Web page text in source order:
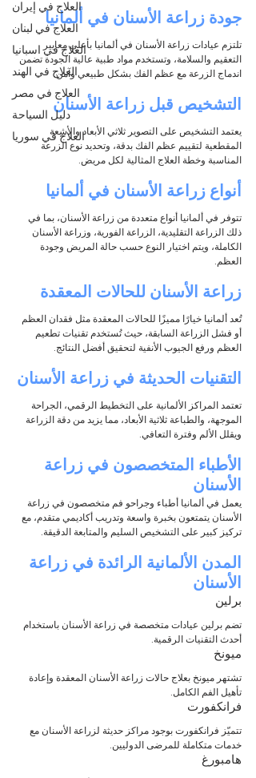
العلاج في إيران
العلاج في لبنان
العلاج في اسبانيا
العلاج في الهند
العلاج في مصر
دليل السياحة
العلاج في سوريا
جودة زراعة الأسنان في ألمانيا
تلتزم عيادات زراعة الأسنان في ألمانيا بأعلى معايير
التعقيم والسلامة، وتستخدم مواد طبية عالية الجودة تضمن
اندماج الزرعة مع عظم الفك بشكل طبيعي وآمن.
التشخيص قبل زراعة الأسنان
يعتمد التشخيص على التصوير ثلاثي الأبعاد والأشعة
المقطعية لتقييم عظم الفك بدقة، وتحديد نوع الزرعة
المناسبة وخطة العلاج المثالية لكل مريض.
أنواع زراعة الأسنان في ألمانيا
تتوفر في ألمانيا أنواع متعددة من زراعة الأسنان، بما في
ذلك الزراعة التقليدية، الزراعة الفورية، وزراعة الأسنان
الكاملة، ويتم اختيار النوع حسب حالة المريض وجودة
العظم.
زراعة الأسنان للحالات المعقدة
تُعد ألمانيا خيارًا مميزًا للحالات المعقدة مثل فقدان العظم
أو فشل الزراعة السابقة، حيث تُستخدم تقنيات تطعيم
العظم ورفع الجيوب الأنفية لتحقيق أفضل النتائج.
التقنيات الحديثة في زراعة الأسنان
تعتمد المراكز الألمانية على التخطيط الرقمي، الجراحة
الموجهة، والطباعة ثلاثية الأبعاد، مما يزيد من دقة الزراعة
ويقلل الألم وفترة التعافي.
الأطباء المتخصصون في زراعة
الأسنان
يعمل في ألمانيا أطباء وجراحو فم متخصصون في زراعة
الأسنان يتمتعون بخبرة واسعة وتدريب أكاديمي متقدم، مع
تركيز كبير على التشخيص السليم والمتابعة الدقيقة.
المدن الألمانية الرائدة في زراعة
الأسنان
برلين
تضم برلين عيادات متخصصة في زراعة الأسنان باستخدام
أحدث التقنيات الرقمية.
ميونخ
تشتهر ميونخ بعلاج حالات زراعة الأسنان المعقدة وإعادة
تأهيل الفم الكامل.
فرانكفورت
تتميّز فرانكفورت بوجود مراكز حديثة لزراعة الأسنان مع
خدمات متكاملة للمرضى الدوليين.
هامبورغ